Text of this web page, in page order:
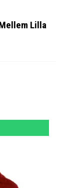
Lilla